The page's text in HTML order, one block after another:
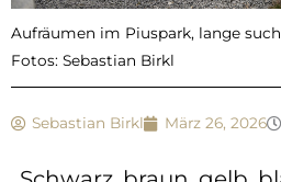
Aufräumen im Piuspark, lange
Fotos: Sebastian Birkl
Sebastian Birkl März 26, 2026